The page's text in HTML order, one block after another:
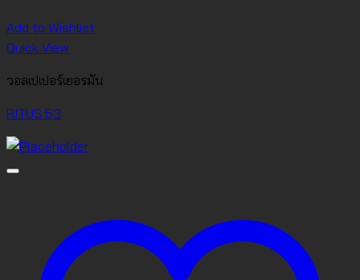
Add to Wishlist
Quick View
วอลเปเปอร์เยอรมัน
RITUS 53